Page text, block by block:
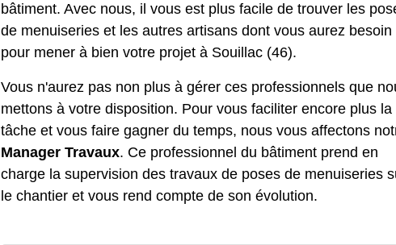
bâtiment. Avec nous, il vous est plus facile de trouver les
de menuiseries et les autres artisans dont vous aurez besoin
pour mener à bien votre projet à Souillac (46).
Vous n'aurez pas non plus à gérer ces professionnels que
mettons à votre disposition. Pour vous faciliter encore plus la
tâche et vous faire gagner du temps, nous vous affectons
Manager Travaux. Ce professionnel du bâtiment prend en
charge la supervision des travaux de poses de menuiseries
le chantier et vous rend compte de son évolution.